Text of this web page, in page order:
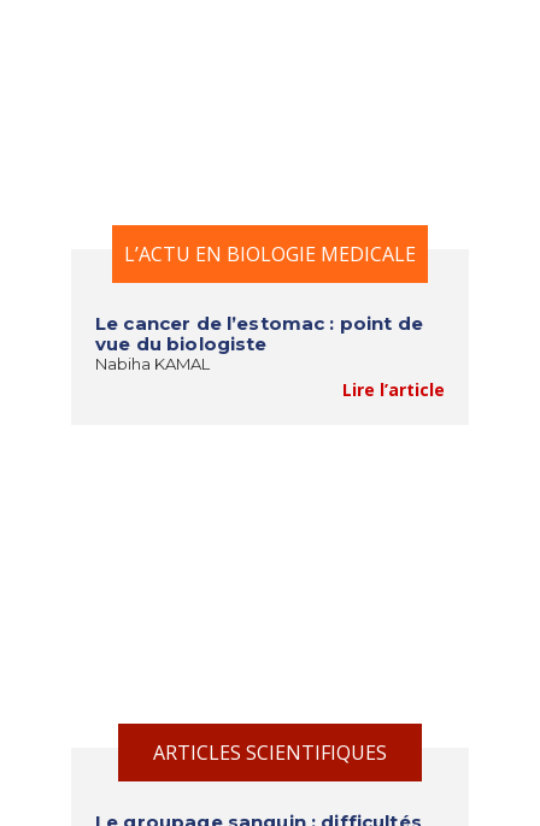
L’ACTU EN BIOLOGIE MEDICALE
Le cancer de l’estomac : point de
vue du biologiste
Nabiha KAMAL
Lire l’article
ARTICLES SCIENTIFIQUES